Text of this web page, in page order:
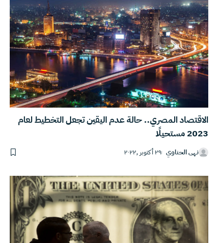
الاقتصاد المصري.. حالة عدم اليقين تجعل التخطيط لعام
2023 مستحيلًا
نهى الحناوي ٢٩ أكتوبر ,٢٠٢٢